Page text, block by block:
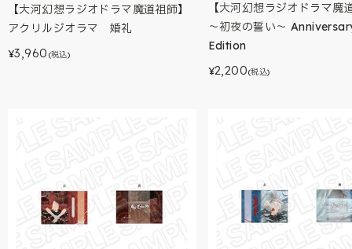
【大河幻想ラジオドラマ魔道祖師】
アクリルジオラマ 婚礼
¥3,960 (税込)
【大河幻想ラジオドラマ魔
～初夜の誓い～
Edition
¥2,200(税込)